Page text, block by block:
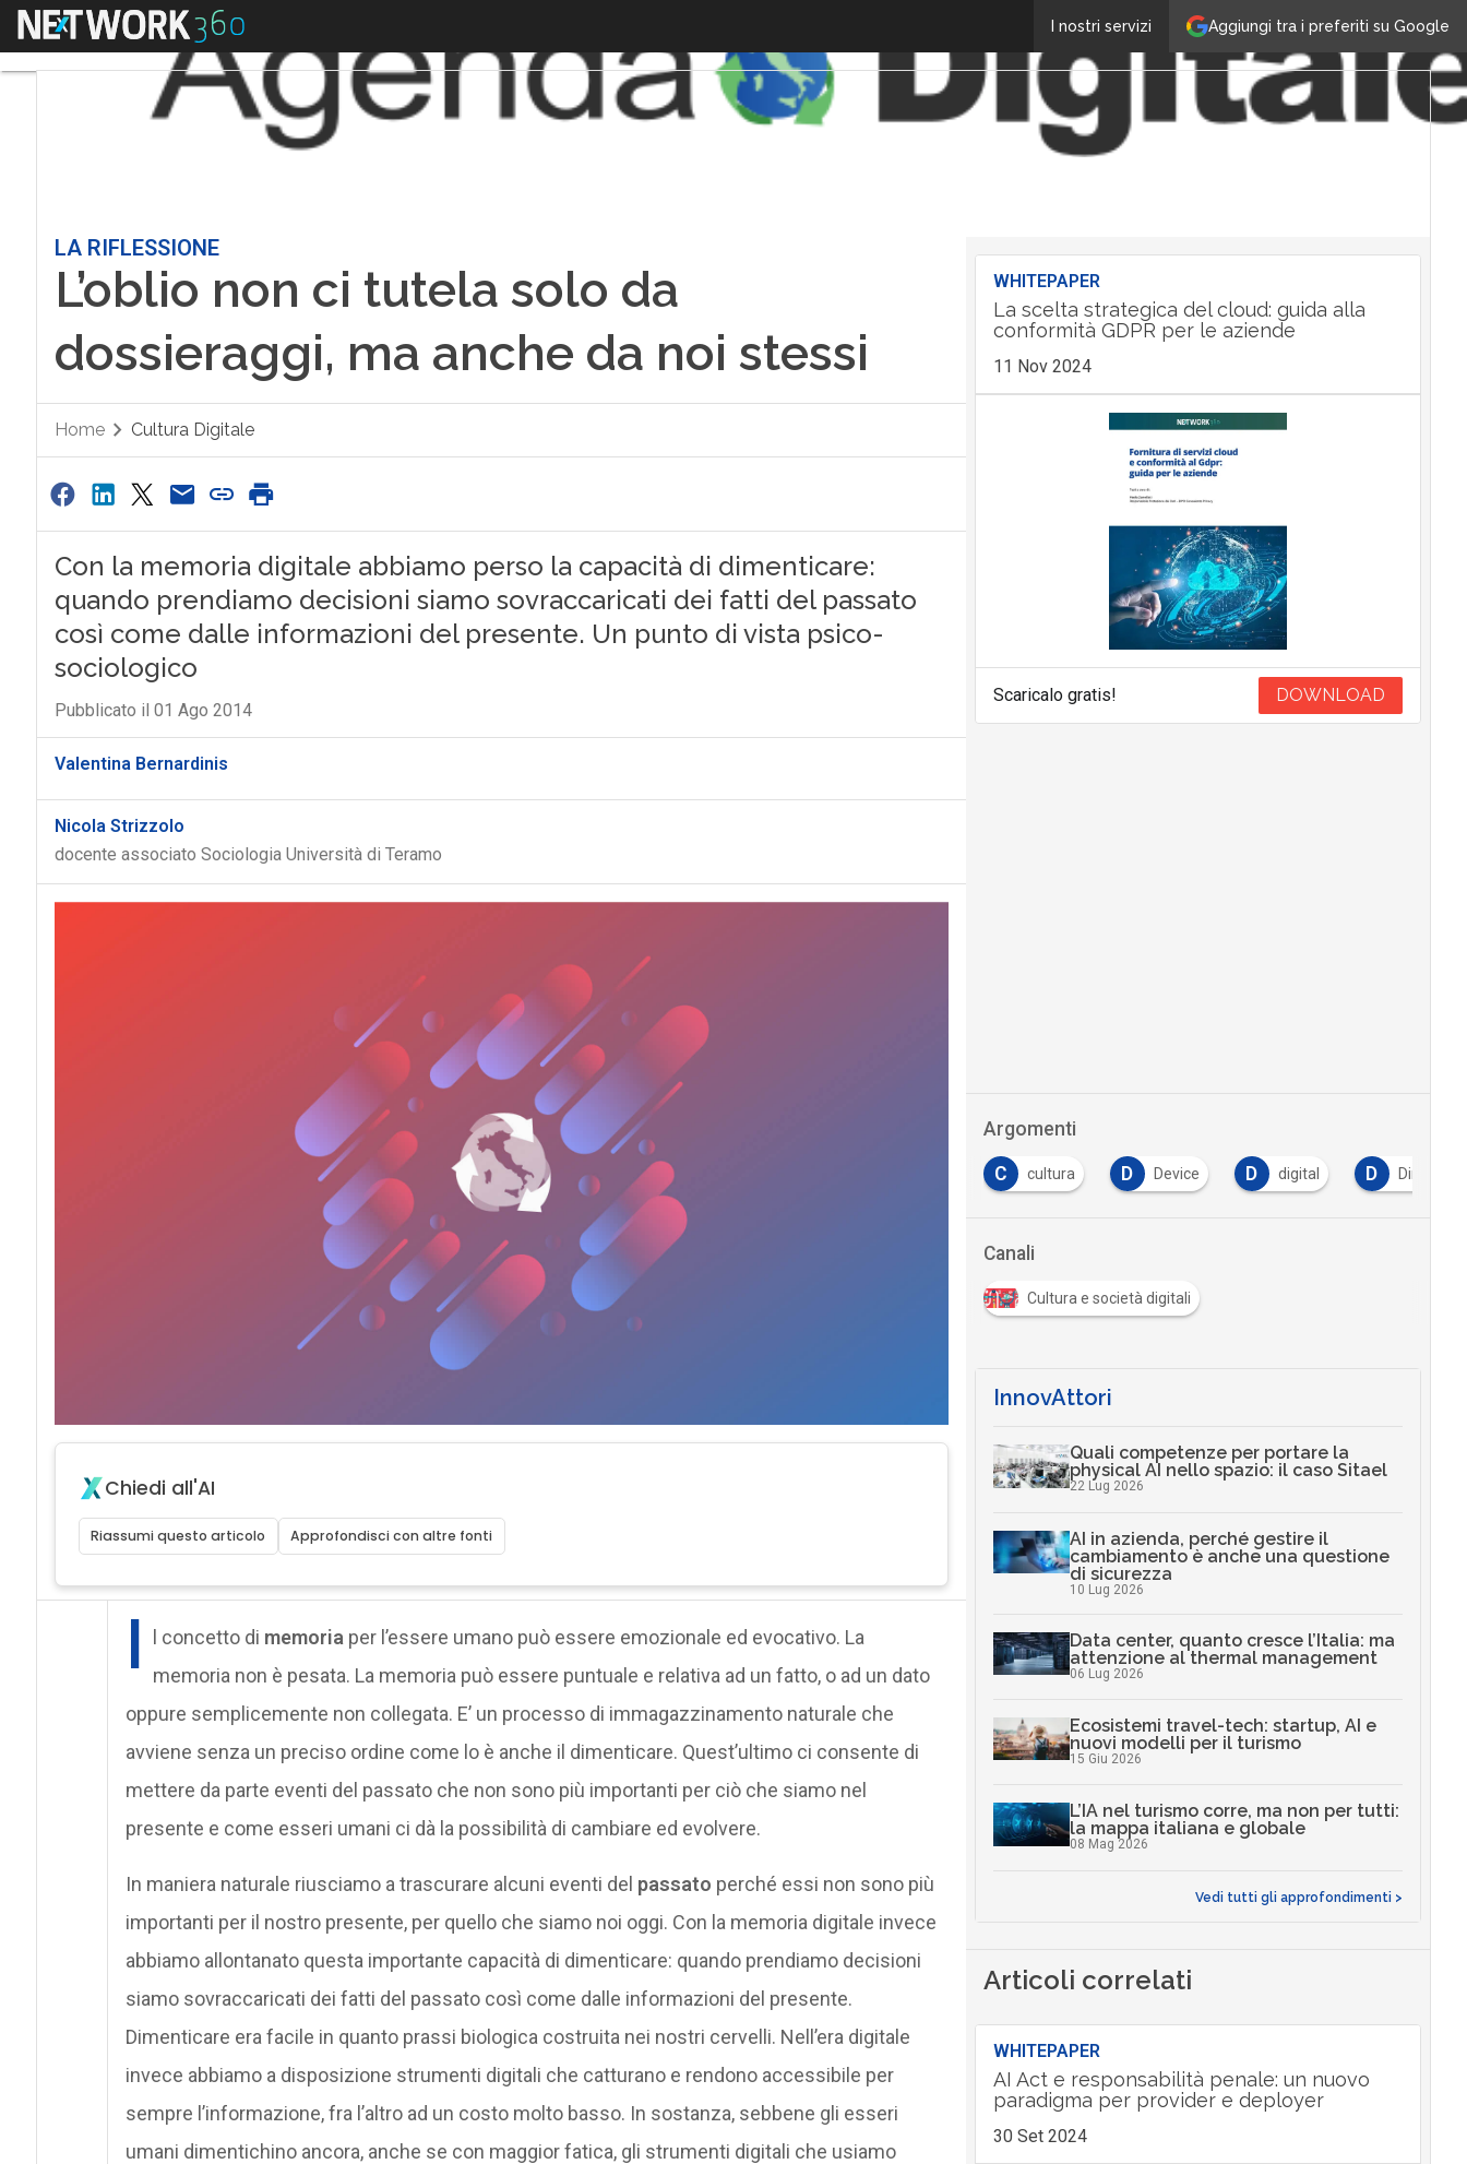
Aggiungi tra i preferiti su Google
I nostri servizi
Menu
LA RIFLESSIONE
L’oblio non ci tutela solo da
dossieraggi, ma anche da noi stessi
Home Cultura Digitale
Con la memoria digitale abbiamo perso la capacità di dimenticare:
quando prendiamo decisioni siamo sovraccaricati dei fatti del passato
così come dalle informazioni del presente. Un punto di vista psico-
sociologico
Pubblicato il 01 Ago 2014
Valentina Bernardinis
Nicola Strizzolo
docente associato Sociologia Università di Teramo
Chiedi all'AI
Riassumi questo articolo Approfondisci con altre fonti
I l concetto di memoria per l’essere umano può essere emozionale ed evocativo. La
memoria non è pesata. La memoria può essere puntuale e relativa ad un fatto, o ad un dato
oppure semplicemente non collegata. E’ un processo di immagazzinamento naturale che
avviene senza un preciso ordine come lo è anche il dimenticare. Quest’ultimo ci consente di
mettere da parte eventi del passato che non sono più importanti per ciò che siamo nel
presente e come esseri umani ci dà la possibilità di cambiare ed evolvere.
In maniera naturale riusciamo a trascurare alcuni eventi del passato perché essi non sono più
importanti per il nostro presente, per quello che siamo noi oggi. Con la memoria digitale invece
abbiamo allontanato questa importante capacità di dimenticare: quando prendiamo decisioni
siamo sovraccaricati dei fatti del passato così come dalle informazioni del presente.
Dimenticare era facile in quanto prassi biologica costruita nei nostri cervelli. Nell’era digitale
invece abbiamo a disposizione strumenti digitali che catturano e rendono accessibile per
sempre l’informazione, fra l’altro ad un costo molto basso. In sostanza, sebbene gli esseri
umani dimentichino ancora, anche se con maggior fatica, gli strumenti digitali che usiamo
WHITEPAPER
La scelta strategica del cloud: guida alla
conformità GDPR per le aziende
11 Nov 2024
Scaricalo gratis! DOWNLOAD
Argomenti
C cultura D Device D digital D Diritto
Canali
Cultura e società digitali
InnovAttori
Quali competenze per portare la
physical AI nello spazio: il caso Sitael
22 Lug 2026
AI in azienda, perché gestire il
cambiamento è anche una questione
di sicurezza
10 Lug 2026
Data center, quanto cresce l’Italia: ma
attenzione al thermal management
06 Lug 2026
Ecosistemi travel-tech: startup, AI e
nuovi modelli per il turismo
15 Giu 2026
L’IA nel turismo corre, ma non per tutti:
la mappa italiana e globale
08 Mag 2026
Vedi tutti gli approfondimenti >
Articoli correlati
WHITEPAPER
AI Act e responsabilità penale: un nuovo
paradigma per provider e deployer
30 Set 2024